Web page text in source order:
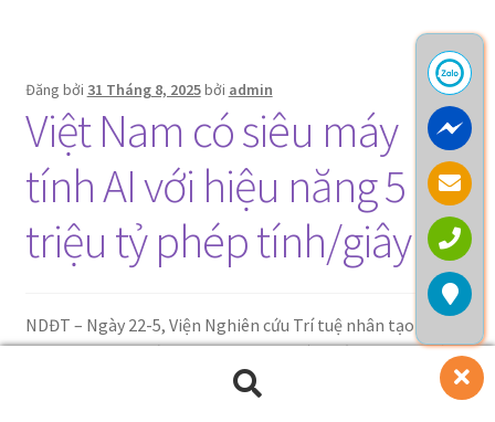
Đăng bởi 31 Tháng 8, 2025bởi admin
Việt Nam có siêu máy
tính AI với hiệu năng 5
triệu tỷ phép tính/giây
NDĐT – Ngày 22-5, Viện Nghiên cứu Trí tuệ nhân tạo VinAI
Research, Tập đoàn Vingroup công bố đã đầu tư siêu máy
tính AI – NVIDIA® DGX A100 ™ thế hệ mới nhất đầu tiên tại